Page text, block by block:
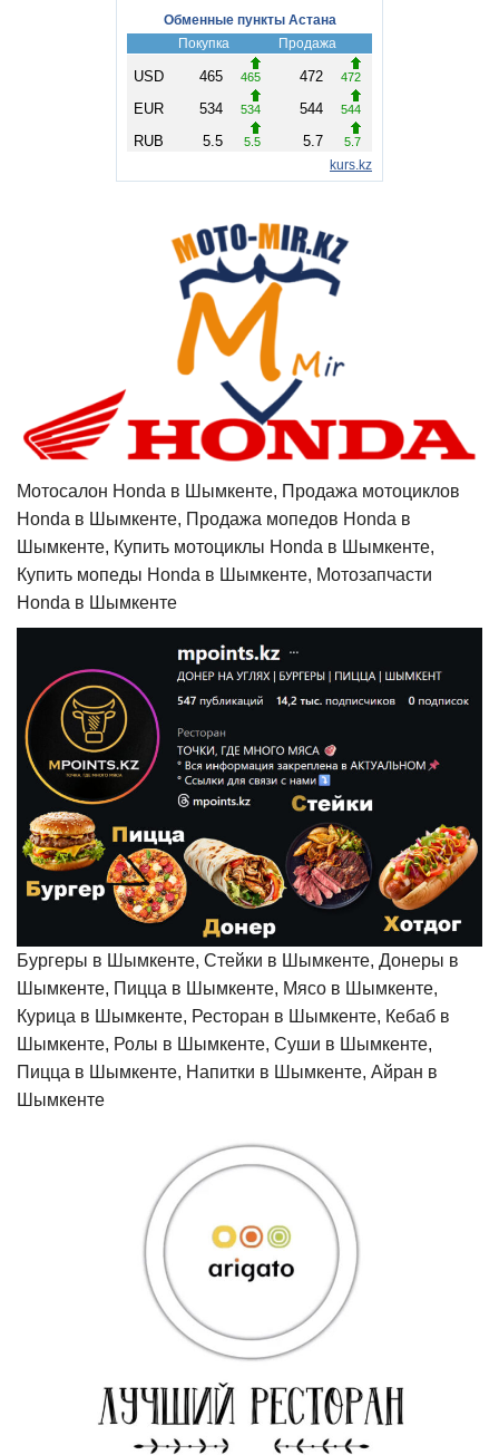
Мотосалон Honda в Шымкенте, Продажа мотоциклов
Honda в Шымкенте, Продажа мопедов Honda в
Шымкенте, Купить мотоциклы Honda в Шымкенте,
Купить мопеды Honda в Шымкенте, Мотозапчасти
Honda в Шымкенте
Бургеры в Шымкенте, Стейки в Шымкенте, Донеры в
Шымкенте, Пицца в Шымкенте, Мясо в Шымкенте,
Курица в Шымкенте, Ресторан в Шымкенте, Кебаб в
Шымкенте, Ролы в Шымкенте, Суши в Шымкенте,
Пицца в Шымкенте, Напитки в Шымкенте, Айран в
Шымкенте